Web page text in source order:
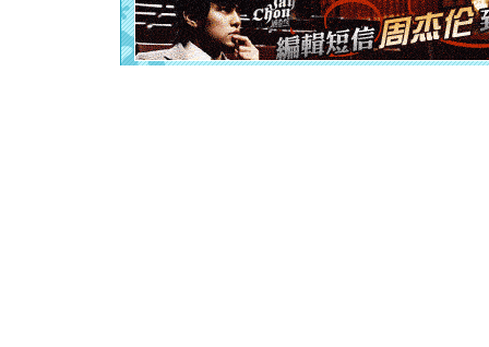
卖了。水
[春节]风
颜！冬去